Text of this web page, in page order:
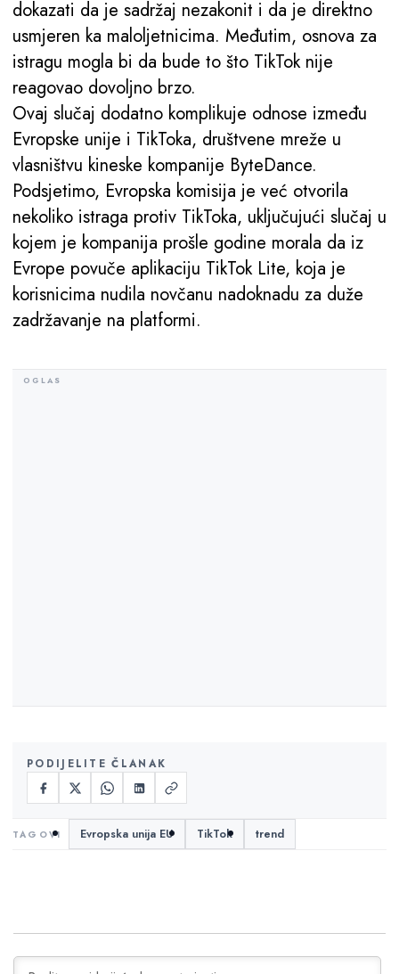
dokazati da je sadržaj nezakonit i da je direktno
usmjeren ka maloljetnicima. Međutim, osnova za
istragu mogla bi da bude to što TikTok nije
reagovao dovoljno brzo.
Ovaj slučaj dodatno komplikuje odnose između
Evropske unije i TikToka, društvene mreže u
vlasništvu kineske kompanije ByteDance.
Podsjetimo, Evropska komisija je već otvorila
nekoliko istraga protiv TikToka, uključujući slučaj u
kojem je kompanija prošle godine morala da iz
Evrope povuče aplikaciju TikTok Lite, koja je
korisnicima nudila novčanu nadoknadu za duže
zadržavanje na platformi.
PODIJELITE ČLANAK
Evropska unija EU TikTok trend